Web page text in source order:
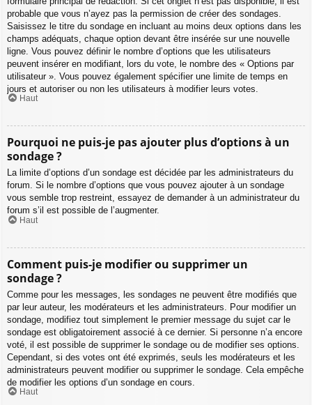
probable que vous n’ayez pas la permission de créer des sondages.
Saisissez le titre du sondage en incluant au moins deux options dans les
champs adéquats, chaque option devant être insérée sur une nouvelle
ligne. Vous pouvez définir le nombre d’options que les utilisateurs
peuvent insérer en modifiant, lors du vote, le nombre des « Options par
utilisateur ». Vous pouvez également spécifier une limite de temps en
jours et autoriser ou non les utilisateurs à modifier leurs votes.
Haut
Pourquoi ne puis-je pas ajouter plus d’options à un
sondage ?
La limite d’options d’un sondage est décidée par les administrateurs du
forum. Si le nombre d’options que vous pouvez ajouter à un sondage
vous semble trop restreint, essayez de demander à un administrateur du
forum s’il est possible de l’augmenter.
Haut
Comment puis-je modifier ou supprimer un
sondage ?
Comme pour les messages, les sondages ne peuvent être modifiés que
par leur auteur, les modérateurs et les administrateurs. Pour modifier un
sondage, modifiez tout simplement le premier message du sujet car le
sondage est obligatoirement associé à ce dernier. Si personne n’a encore
voté, il est possible de supprimer le sondage ou de modifier ses options.
Cependant, si des votes ont été exprimés, seuls les modérateurs et les
administrateurs peuvent modifier ou supprimer le sondage. Cela empêche
de modifier les options d’un sondage en cours.
Haut